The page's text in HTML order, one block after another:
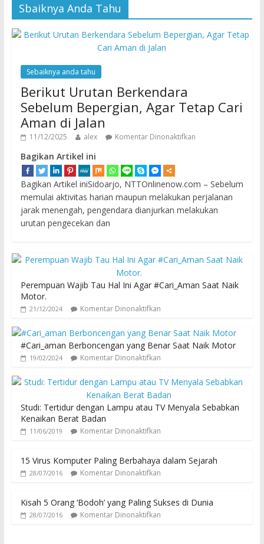
Sbaiknya Anda Tahu
Sebaiknya anda tahu
Berikut Urutan Berkendara
Sebelum Bepergian, Agar Tetap Cari
Aman di Jalan
11/12/2025 alex Komentar Dinonaktifkan
Bagikan Artikel ini
Bagikan Artikel iniSidoarjo, NTTOnlinenow.com – Sebelum
memulai aktivitas harian maupun melakukan perjalanan
jarak menengah, pengendara dianjurkan melakukan
urutan pengecekan dan
Perempuan Wajib Tau Hal Ini Agar #Cari_Aman Saat Naik
Motor.
21/12/2024 Komentar Dinonaktifkan
#Cari_aman Berboncengan yang Benar Saat Naik Motor
19/02/2024 Komentar Dinonaktifkan
Studi: Tertidur dengan Lampu atau TV Menyala Sebabkan
Kenaikan Berat Badan
11/06/2019 Komentar Dinonaktifkan
15 Virus Komputer Paling Berbahaya dalam Sejarah
28/07/2016 Komentar Dinonaktifkan
Kisah 5 Orang ‘Bodoh’ yang Paling Sukses di Dunia
28/07/2016 Komentar Dinonaktifkan